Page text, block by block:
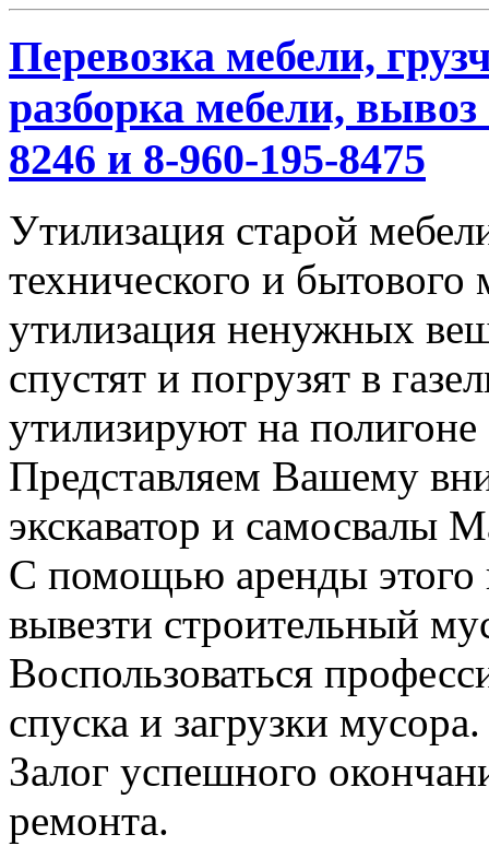
Перевозка мебели,
разборка мебели,
8246 и 8-960-195-8475
Утилизация старой
технического и
утилизация ненужных
спустят и погрузят в
утилизируют на полигоне
Представляем Вашему
экскаватор и самосвалы
С помощью аренды этого
вывезти строительный
Воспользоваться
спуска и загрузки мусора.
Залог успешного
ремонта.